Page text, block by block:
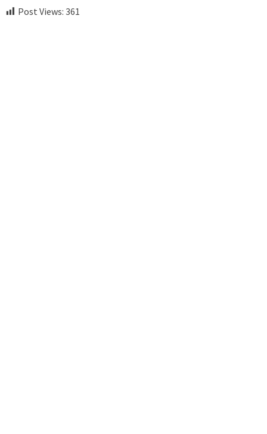
Post Views: 361